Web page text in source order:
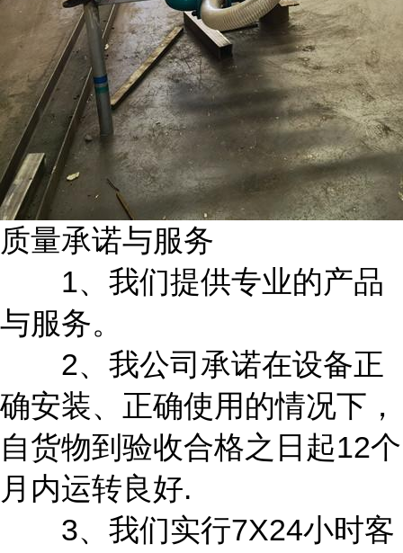
质量承诺与服务
1、我们提供专业的产品
与服务。
2、我公司承诺在设备正
确安装、正确使用的情况下，
自货物到验收合格之日起12个
月内运转良好.
3、我们实行7X24小时客